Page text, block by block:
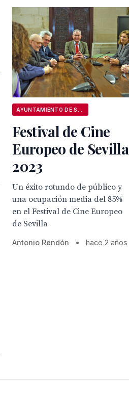
Festival de Cine
Europeo de Sevilla
2023
Un éxito rotundo de público y
una ocupación media del 85%
en el Festival de Cine Europeo
de Sevilla
Antonio Rendón • hace 2 años